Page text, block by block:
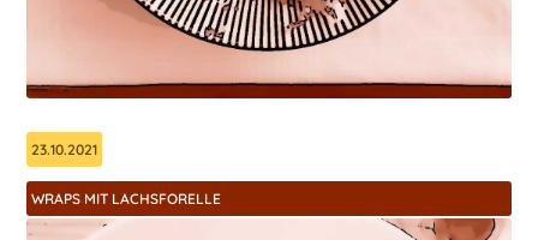
23.10.2021
WRAPS MIT LACHSFORELLE